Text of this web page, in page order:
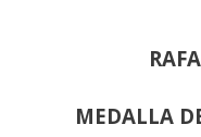
MEDALLA